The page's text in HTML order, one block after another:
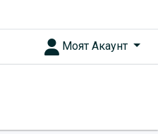
Моят Акаунт